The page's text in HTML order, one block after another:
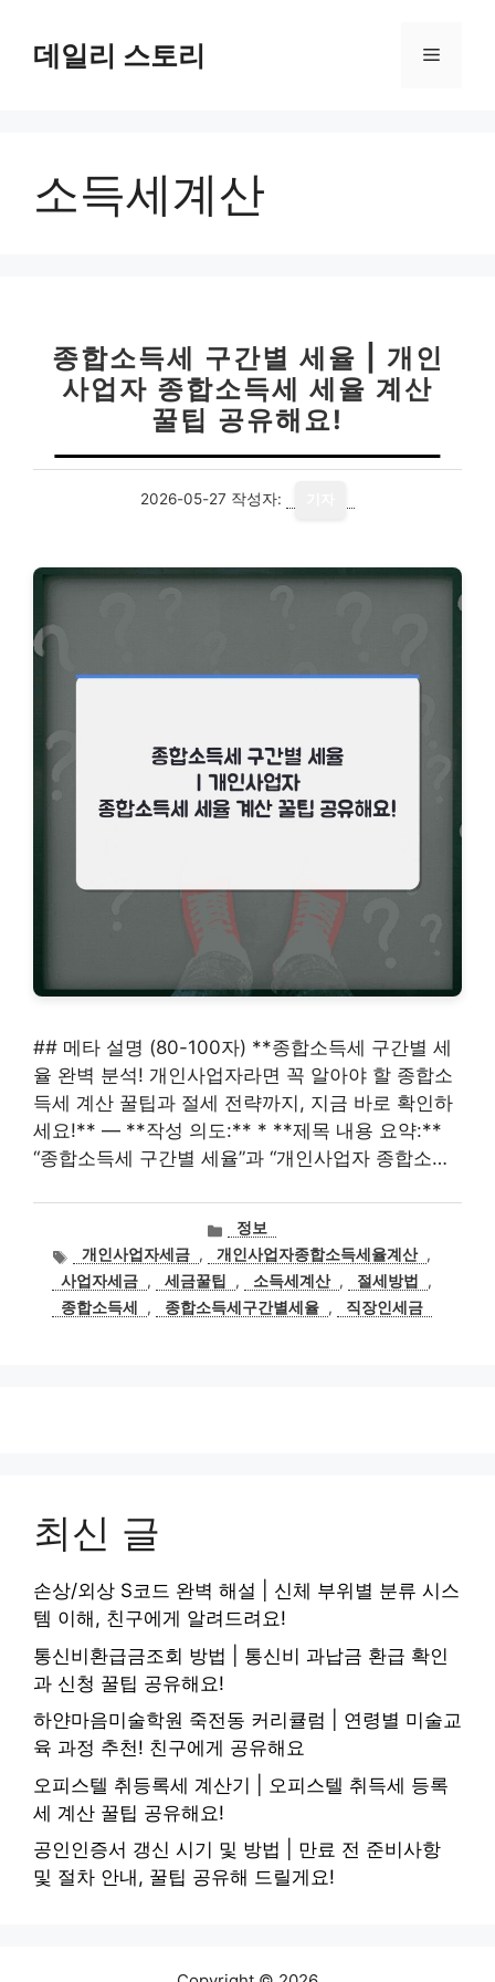
데일리 스토리 메
소득세계산
종합소득세 구간별 세율 | 개인
사업자 종합소득세 세율 계산
꿀팁 공유해요!
2026-05-27 작성자:
## 메타 설명 (80-100자) **종합소득세 구간별 세
율 완벽 분석! 개인사업자라면 꼭 알아야 할 종합소
득세 계산 꿀팁과 절세 전략까지, 지금 바로 확인하
세요!** — **작성 의도:** * **제목 내용 요약:**
“종합소득세 구간별 세율”과 “개인사업자 종합소…
카
테
고
리
정보
태
그
개인사업자세금 , 개인사업자종합소득세율계산 ,
사업자세금 , 세금꿀팁 , 소득세계산 , 절세방법
,
종합소득세
, 종합소득세구간별세율 , 직장인세금
최신 글
손상/외상 S코드 완벽 해설 | 신체 부위별 분류 시스
템 이해, 친구에게 알려드려요!
통신비환급금조회 방법 | 통신비 과납금 환급 확인
과 신청 꿀팁 공유해요!
하얀마음미술학원 죽전동 커리큘럼 | 연령별 미술교
육 과정 추천! 친구에게 공유해요
오피스텔 취등록세 계산기 | 오피스텔 취득세 등록
세 계산 꿀팁 공유해요!
공인인증서 갱신 시기 및 방법 | 만료 전 준비사항
및 절차 안내, 꿀팁 공유해 드릴게요!